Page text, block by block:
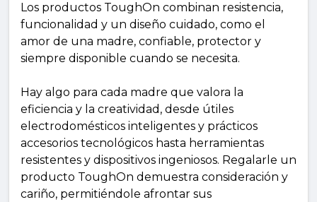
Los productos ToughOn combinan resistencia,
funcionalidad y un diseño cuidado, como el
amor de una madre, confiable, protector y
siempre disponible cuando se necesita.
Hay algo para cada madre que valora la
eficiencia y la creatividad, desde útiles
electrodomésticos inteligentes y prácticos
accesorios tecnológicos hasta herramientas
resistentes y dispositivos ingeniosos. Regalarle un
producto ToughOn demuestra consideración y
cariño, permitiéndole afrontar sus